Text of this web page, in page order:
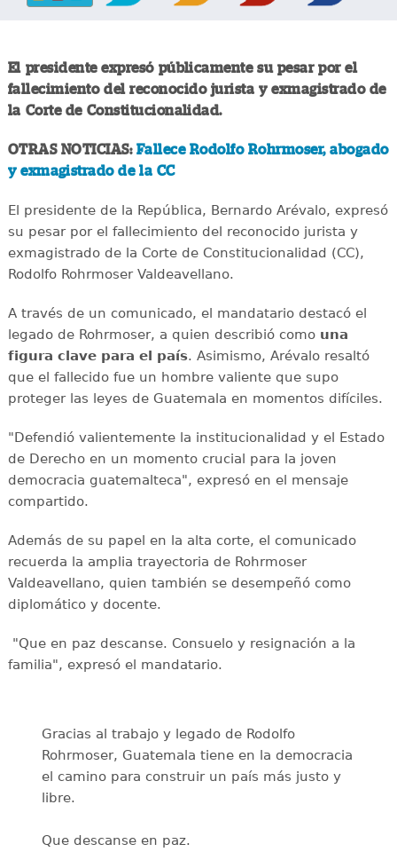
El presidente expresó públicamente su pesar por el
fallecimiento del reconocido jurista y exmagistrado de
la Corte de Constitucionalidad.
OTRAS NOTICIAS: Fallece Rodolfo Rohrmoser, abogado
y exmagistrado de la CC
El presidente de la República, Bernardo Arévalo, expresó
su pesar por el fallecimiento del reconocido jurista y
exmagistrado de la Corte de Constitucionalidad (CC),
Rodolfo Rohrmoser Valdeavellano.
A través de un comunicado, el mandatario destacó el
legado de Rohrmoser, a quien describió comouna
figura clave para el país. Asimismo, Arévalo resaltó
que el fallecido fue un hombre valiente que supo
proteger las leyes de Guatemala en momentos difíciles.
"Defendió valientemente la institucionalidad y el Estado
de Derecho en un momento crucial para la joven
democracia guatemalteca", expresó en el mensaje
compartido.
Además de su papel en la alta corte, el comunicado
recuerda la amplia trayectoria de Rohrmoser
Valdeavellano, quien también se desempeñó como
diplomático y docente.
"Que en paz descanse. Consuelo y resignación a la
familia", expresó el mandatario.
Gracias al trabajo y legado de Rodolfo
Rohrmoser, Guatemala tiene en la democracia
el camino para construir un país más justo y
libre.
Que descanse en paz.